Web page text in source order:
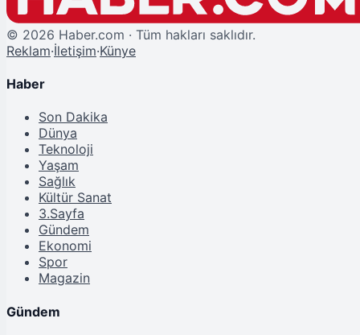
© 2026 Haber.com · Tüm hakları saklıdır.
Reklam·İletişim·Künye
Haber
Son Dakika
Dünya
Teknoloji
Yaşam
Sağlık
Kültür Sanat
3.Sayfa
Gündem
Ekonomi
Spor
Magazin
Gündem